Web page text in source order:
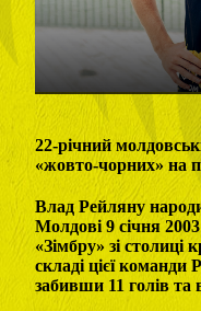
22-річний
«жовто-чорних» на
Влад Рейляну
Молдові 9 січня
«Зімбру» зі
складі цієї команди
забивши 11 голів та